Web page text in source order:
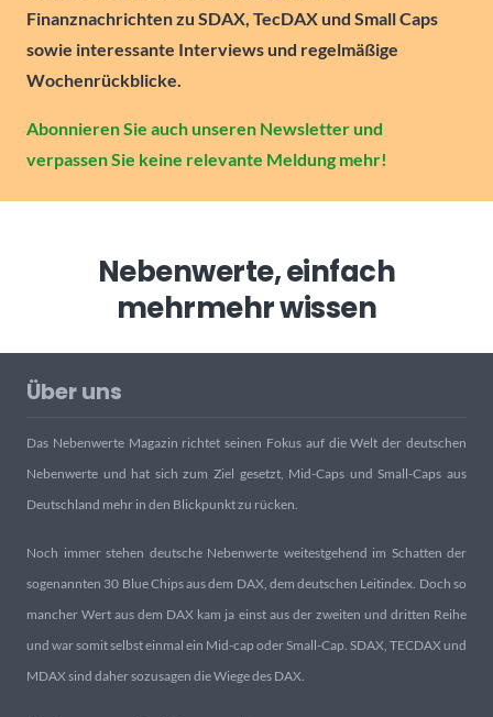
Finanznachrichten zu SDAX, TecDAX und Small Caps
sowie interessante Interviews und regelmäßige
Wochenrückblicke.
Abonnieren Sie auch unseren Newsletter und
verpassen Sie keine relevante Meldung mehr!
Nebenwerte, einfach
mehrmehr wissen
Über uns
Das Nebenwerte Magazin richtet seinen Fokus auf die Welt der deutschen
Nebenwerte und hat sich zum Ziel gesetzt, Mid-Caps und Small-Caps aus
Deutschland mehr in den Blickpunkt zu rücken.
Noch immer stehen deutsche Nebenwerte weitestgehend im Schatten der
sogenannten 30 Blue Chips aus dem DAX, dem deutschen Leitindex. Doch so
mancher Wert aus dem DAX kam ja einst aus der zweiten und dritten Reihe
und war somit selbst einmal ein Mid-cap oder Small-Cap. SDAX, TECDAX und
MDAX sind daher sozusagen die Wiege des DAX.